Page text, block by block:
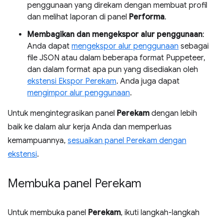
penggunaan yang direkam dengan membuat profil
dan melihat laporan di panel Performa.
Membagikan dan mengekspor alur penggunaan:
Anda dapat mengekspor alur penggunaan sebagai
file JSON atau dalam beberapa format Puppeteer,
dan dalam format apa pun yang disediakan oleh
ekstensi Ekspor Perekam. Anda juga dapat
mengimpor alur penggunaan.
Untuk mengintegrasikan panel Perekam dengan lebih
baik ke dalam alur kerja Anda dan memperluas
kemampuannya, sesuaikan panel Perekam dengan
ekstensi.
Membuka panel Perekam
Untuk membuka panel Perekam, ikuti langkah-langkah